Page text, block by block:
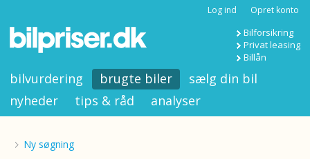
Log ind Opret konto
Bilforsikring
Privat leasing
Billån
bilvurdering brugte biler
sælg din bil
nyheder
tips & råd analyser
Ny søgning